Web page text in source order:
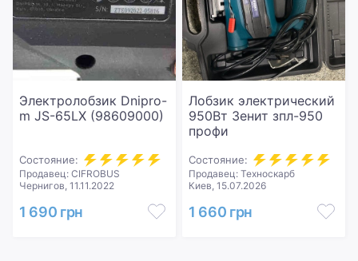
Электролобзик Dnipro-
m JS-65LX (98609000)
Состояние:
Продавец: CIFROBUS
Чернигов, 11.11.2022
1 690 грн
Лобзик электрический
950Вт Зенит зпл-950
профи
Состояние:
Продавец: Техноскарб
Киев, 15.07.2026
1 660 грн